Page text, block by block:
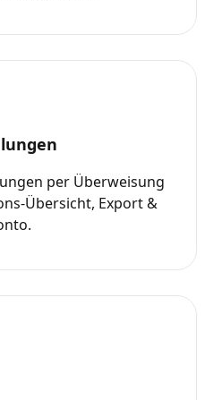
per Überweisung
Übersicht, Export &